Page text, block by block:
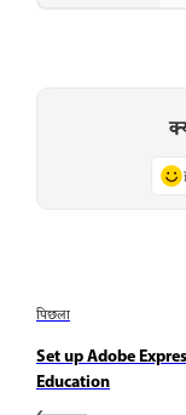
पिछला
Set up Adobe
Education